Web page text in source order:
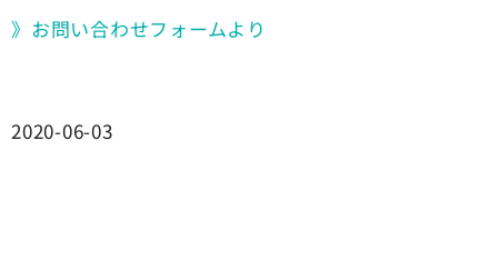
》お問い合わせフォームより
2020-06-03